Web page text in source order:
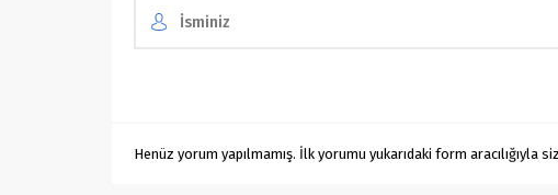
Henüz yorum yapılmamış. İlk yorumu yukarıdaki form aracılığıyla